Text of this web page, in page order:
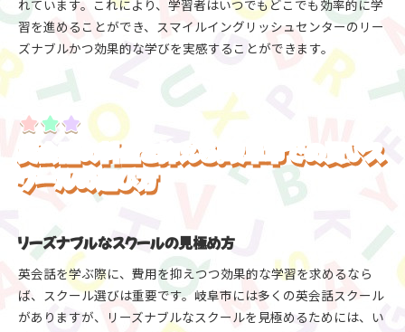
れています。これにより、学習者はいつでもどこでも効率的に学
習を進めることができ、スマイルイングリッシュセンターのリー
ズナブルかつ効果的な学びを実感することができます。
英会話の料金を抑える！岐阜市での賢いス
クールの選び方
リーズナブルなスクールの見極め方
英会話を学ぶ際に、費用を抑えつつ効果的な学習を求めるなら
ば、スクール選びは重要です。岐阜市には多くの英会話スクール
がありますが、リーズナブルなスクールを見極めるためには、い